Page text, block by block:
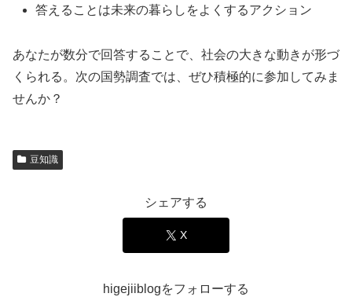
答えることは未来の暮らしをよくするアクション
あなたが数分で回答することで、社会の大きな動きが形づ
くられる。次の国勢調査では、ぜひ積極的に参加してみま
せんか？
豆知識
シェアする
X
higejiiblogをフォローする